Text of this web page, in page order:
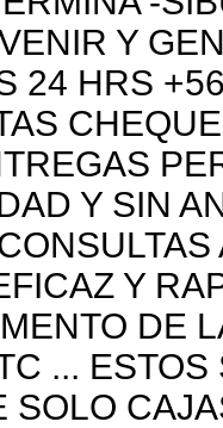
Y
24 HRS
Y SIN
Y
DE
...
SOLO